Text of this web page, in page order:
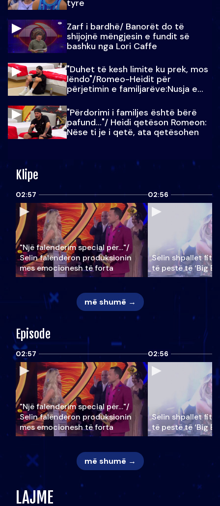
tyre
Zarf i bardhë/ Banorët do të
shijojnë mëngjesin e fundit së
bashku nga Lori Caffe
"Duhet të kesh limite ku prek, mos
lëndo"/Romeo-Heidit për
përjetimin e familjarëve:Nusja e
"Përdorimi i familjes është bërë
pafund…"/ Heidi qetëson Romeon:
Nëse ti je i qetë, ata qetësohen
Klipe
02:57
"Një falenderim special për…"/
Selin falënderon produksionin
mes emocionesh të forta
02:56
Selin shpallet
të pestë të ‘Big
më shumë →
Episode
02:57
"Një falenderim special për…"/
Selin falënderon produksionin
mes emocionesh të forta
02:56
Selin shpallet
të pestë të ‘Big
më shumë →
LAJME